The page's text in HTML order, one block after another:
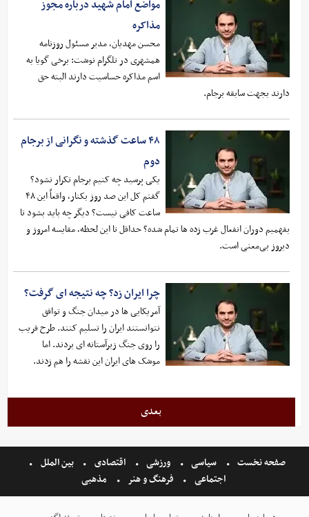
مواضع امام شهید درباره مجوز
مذاکره
محسن مهدیان، مدیر مسئول روزنامه
همشهری در تلگرام نوشت: برخی گویا به
اسم مذاکره حساسیت دارند البته حق
دارند بجهت سابقه برجام.
۴۸ ساعت گذشته و نگرانی از برجام
دوم
یکی پرسید چه کنیم برجام تکرار نشود؟
گفتم کل این صد روز بکنار، واقعاً این ۴۸
ساعت کافی نیست؟ دیگر چه باید بشود تا
بفهمیم دوران انفعال غرب زده ها تمام شده؟ حداقل تا این لحظه، مقایسه امروز و
دیروز بی‌معنی است.
چرا ایران زد؟ چه نتیجه ای گرفت؟
آمریکایی ها در میدان جنگ و توافق
نتوانستند ایران را تسلیم کنند. طرح فریب
را روی جنگ زیرآستانه ای بردند. اما
موشک های ایران این نقشه را هم زدند.
بعدی
صفحه نخست سیاسی ورزشی اقتصادی
بین الملل
اجتماعی
فرهنگ و هنر مذهبی